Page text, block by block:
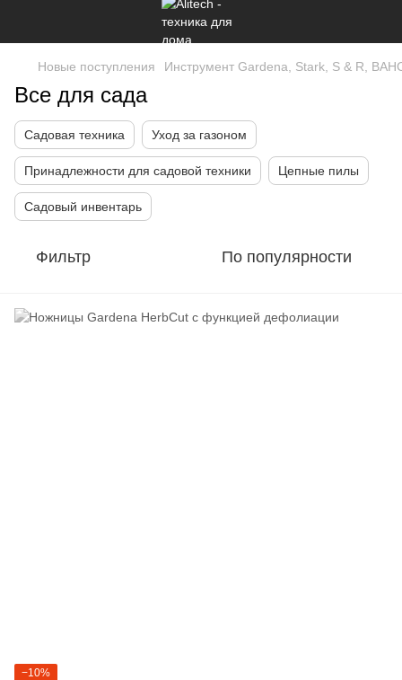
Новые поступления Инструмент Gardena, Stark, S & R,
Все для сада
Садовая техника Уход за газоном
Принадлежности для садовой техники Цепные пилы
Садовый инвентарь
Фильтр По популярности
−10%